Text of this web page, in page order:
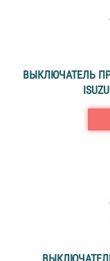
ВЫКЛЮЧАТЕЛЬ